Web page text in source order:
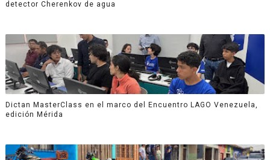
detector Cherenkov de agua
Dictan MasterClass en el marco del Encuentro LAGO Venezuela,
edición Mérida